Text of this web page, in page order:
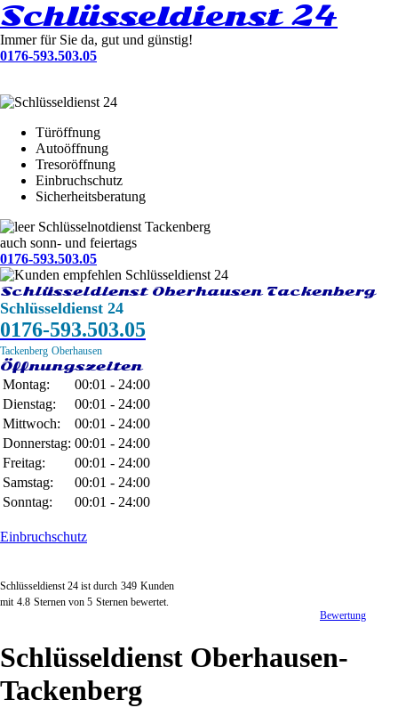
Schlüsseldienst 24
Immer für Sie da, gut und günstig!
0176-593.503.05
Türöffnung
Autoöffnung
Tresoröffnung
Einbruchschutz
Sicherheitsberatung
Schlüsselnotdienst Tackenberg
auch sonn- und feiertags
0176-593.503.05
Schlüsseldienst Oberhausen Tackenberg
Schlüsseldienst 24
0176-593.503.05
Tackenberg Oberhausen
Öffnungszeiten
Montag:
00:01 - 24:00
Dienstag:
00:01 - 24:00
Mittwoch:
00:01 - 24:00
Donnerstag: 00:01 - 24:00
Freitag:
00:01 - 24:00
Samstag:
00:01 - 24:00
Sonntag:
00:01 - 24:00
Einbruchschutz
Schlüsseldienst 24 ist durch 349 Kunden
mit 4.8 Sternen von 5 Sternen bewertet.
Bewertung
Schlüsseldienst Oberhausen-
Tackenberg